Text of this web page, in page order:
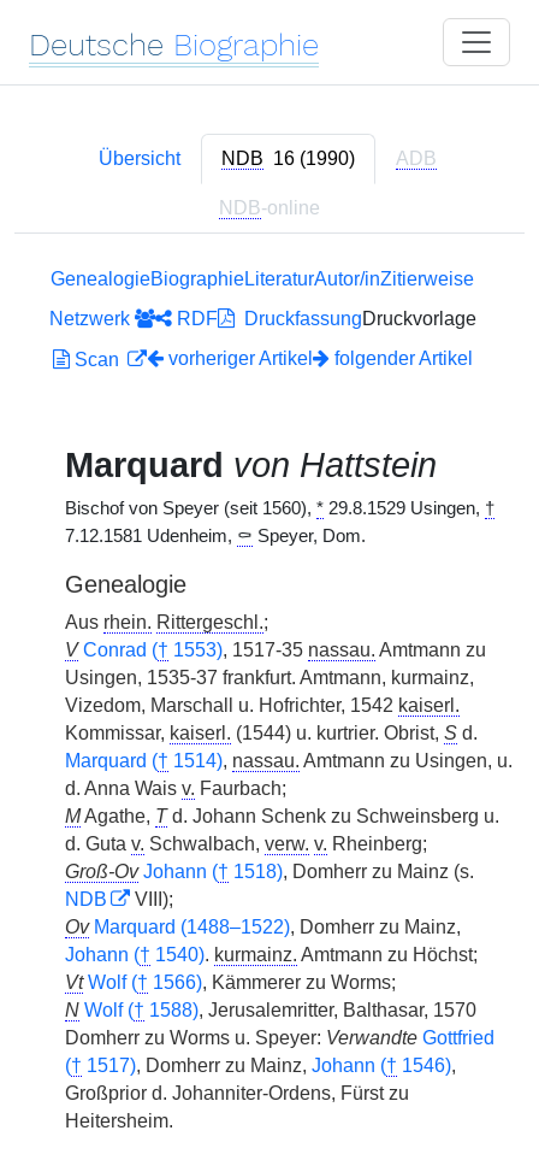
Deutsche Biographie
Übersicht NDB 16 (1990) ADB
NDB-online
GenealogieBiographieLiteraturAutor/inZitierweise
Netzwerk
RDF DruckfassungDruckvorlage
Scan
vorheriger Artikel folgender Artikel
Marquard von Hattstein
Bischof von Speyer (seit 1560), * 29.8.1529 Usingen, †
7.12.1581 Udenheim, ⚰ Speyer, Dom.
Genealogie
Aus rhein. Rittergeschl.;
V Conrad († 1553), 1517-35 nassau. Amtmann zu
Usingen, 1535-37 frankfurt. Amtmann, kurmainz,
Vizedom, Marschall u. Hofrichter, 1542 kaiserl.
Kommissar, kaiserl. (1544) u. kurtrier. Obrist, S d.
Marquard († 1514), nassau. Amtmann zu Usingen, u.
d. Anna Wais v. Faurbach;
MAgathe, Td. Johann Schenk zu Schweinsberg u.
d. Guta v. Schwalbach, verw. v. Rheinberg;
Groß-Ov Johann († 1518), Domherr zu Mainz (s.
NDB
VIII);
Ov Marquard (1488–1522), Domherr zu Mainz,
Johann († 1540). kurmainz. Amtmann zu Höchst;
Vt Wolf († 1566), Kämmerer zu Worms;
N Wolf († 1588), Jerusalemritter, Balthasar, 1570
Domherr zu Worms u. Speyer: Verwandte Gottfried
(† 1517), Domherr zu Mainz, Johann († 1546),
Großprior d. Johanniter-Ordens, Fürst zu
Heitersheim.